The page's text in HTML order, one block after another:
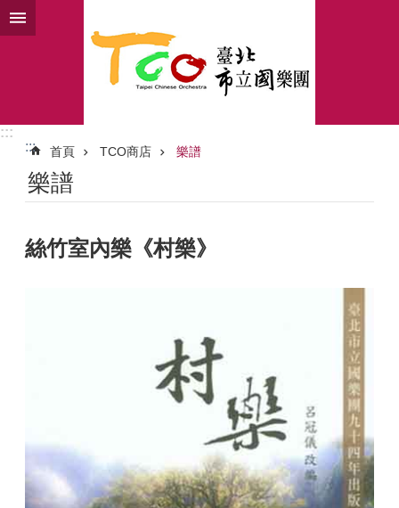
跳到主要內容區塊
:::
:::
首頁 TCO商店 樂譜
樂譜
絲竹室內樂《村樂》